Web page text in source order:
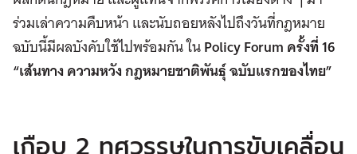
ร่วมเล่าความคืบหน้า และนับถอยหลังไปถึงวันที่กฎหมาย
ฉบับนี้มีผลบังคับใช้ไปพร้อมกัน ในPolicy Forumครั้งที่16
“เส้นทาง ความหวัง กฎหมายชาติพันธุ์ ฉบับแรกของไทย”